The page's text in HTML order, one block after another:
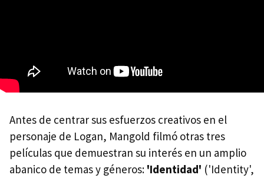
Antes de centrar sus esfuerzos creativos en el
personaje de Logan, Mangold filmó otras tres
películas que demuestran su interés en un amplio
abanico de temas y géneros: 'Identidad' ('Identity',